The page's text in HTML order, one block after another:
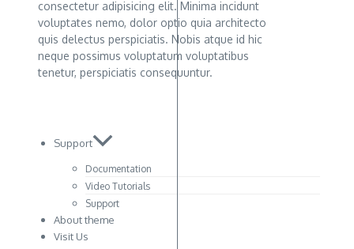
consectetur adipisicing elit. Minima incidunt
voluptates nemo, dolor optio quia architecto
quis delectus perspiciatis. Nobis atque id hic
neque possimus voluptatum voluptatibus
tenetur, perspiciatis consequuntur.
Support
Documentation
Video Tutorials
Support
About theme
Visit Us